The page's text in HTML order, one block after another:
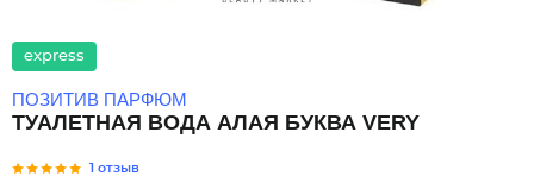
express
ПОЗИТИВ ПАРФЮМ
ТУАЛЕТНАЯ ВОДА АЛАЯ БУКВА VERY
1 отзыв